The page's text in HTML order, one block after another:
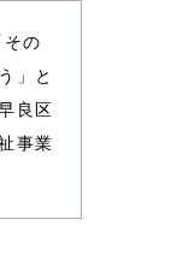
の
」と
良区
事業